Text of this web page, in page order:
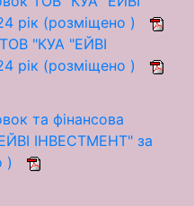
рік (розміщено )
ТОВ "КУА "ЕЙВІ
рік (розміщено )
та фінансова
ІНВЕСТМЕНТ" за
)